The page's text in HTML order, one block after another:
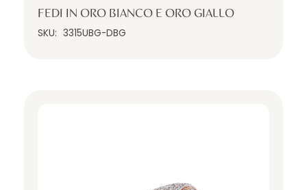
FEDI IN ORO BIANCO E ORO GIALLO
SKU: 3315UBG-DBG